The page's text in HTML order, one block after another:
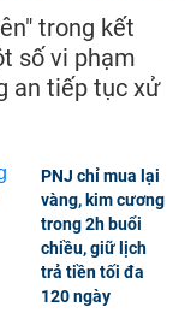
trong kết
số vi phạm
an tiếp tục xử
PNJ chỉ mua lại
vàng, kim cương
trong 2h buổi
chiều, giữ lịch
trả tiền tối đa
120 ngày